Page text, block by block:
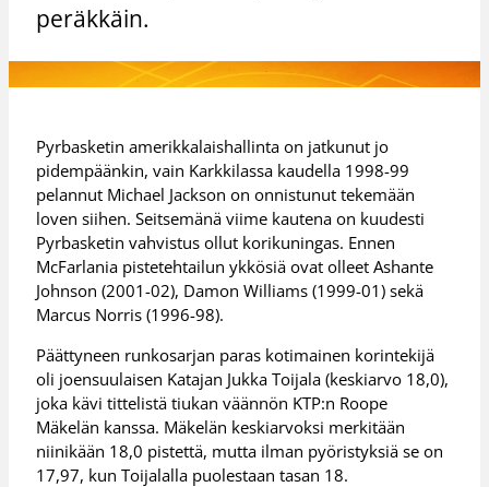
peräkkäin.
Pyrbasketin amerikkalaishallinta on jatkunut jo
pidempäänkin, vain Karkkilassa kaudella 1998-99
pelannut Michael Jackson on onnistunut tekemään
loven siihen. Seitsemänä viime kautena on kuudesti
Pyrbasketin vahvistus ollut korikuningas. Ennen
McFarlania pistetehtailun ykkösiä ovat olleet Ashante
Johnson (2001-02), Damon Williams (1999-01) sekä
Marcus Norris (1996-98).
Päättyneen runkosarjan paras kotimainen korintekijä
oli joensuulaisen Katajan Jukka Toijala (keskiarvo 18,0),
joka kävi tittelistä tiukan väännön KTP:n Roope
Mäkelän kanssa. Mäkelän keskiarvoksi merkitään
niinikään 18,0 pistettä, mutta ilman pyöristyksiä se on
17,97, kun Toijalalla puolestaan tasan 18.